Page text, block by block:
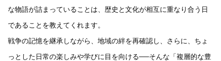
な物語が詰まっていることは、歴史と文化が相互に重なり合う日
であることを教えてくれます。
戦争の記憶を継承しながら、地域の絆を再確認し、さらに、ちょ
っとした日常の楽しみや学びに目を向ける──そんな「複層的な豊